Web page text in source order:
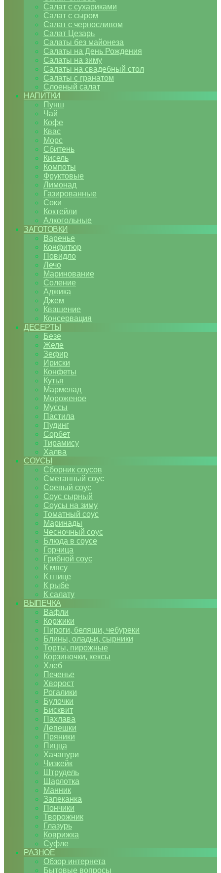
Салат с сухариками
Салат с сыром
Салат с черносливом
Салат Цезарь
Салаты без майонеза
Салаты на День Рождения
Салаты на зиму
Салаты на свадебный стол
Салаты с гранатом
Слоеный салат
НАПИТКИ
Пунш
Чай
Кофе
Квас
Морс
Сбитень
Кисель
Компоты
Фруктовые
Лимонад
Газированные
Соки
Коктейли
Алкогольные
ЗАГОТОВКИ
Варенье
Конфитюр
Повидло
Лечо
Маринование
Соление
Аджика
Джем
Квашение
Консервация
ДЕСЕРТЫ
Безе
Желе
Зефир
Ириски
Конфеты
Кутья
Мармелад
Мороженое
Муссы
Пастила
Пудинг
Сорбет
Тирамису
Халва
СОУСЫ
Сборник соусов
Сметанный соус
Соевый соус
Соус сырный
Соусы на зиму
Томатный соус
Маринады
Чесночный соус
Блюда в соусе
Горчица
Грибной соус
К мясу
К птице
К рыбе
К салату
ВЫПЕЧКА
Вафли
Коржики
Пироги, беляши, чебуреки
Блины, оладьи, сырники
Торты, пирожные
Корзиночки, кексы
Хлеб
Печенье
Хворост
Рогалики
Булочки
Бисквит
Пахлава
Лепешки
Пряники
Пицца
Хачапури
Чизкейк
Штрудель
Шарлотка
Манник
Запеканка
Пончики
Творожник
Глазурь
Коврижка
Суфле
РАЗНОЕ
Обзор интернета
Бытовые вопросы